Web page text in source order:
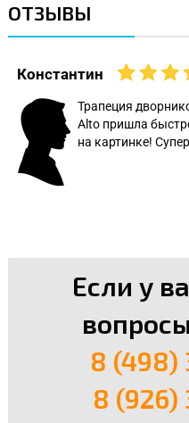
ОТЗЫВЫ
Константин
Трапеция
Alto пришла
на картинке!
Если у
8 (498)
8 (926)